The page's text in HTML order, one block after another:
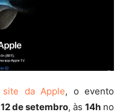
site da Apple, o evento
12 de setembro, às 14hno